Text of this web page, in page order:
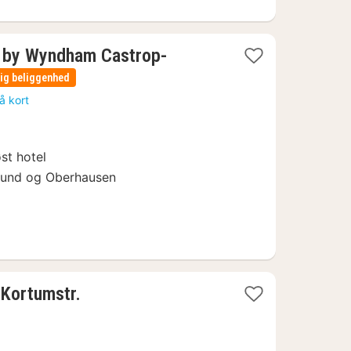
Wyndham Castrop-
beliggenhed
kort
hotel
og Oberhausen